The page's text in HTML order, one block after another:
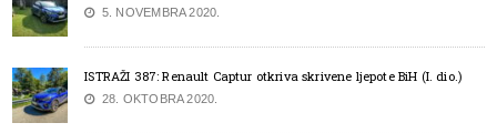
5. NOVEMBRA 2020.
ISTRAŽI 387: Renault Captur otkriva skrivene ljepote BiH (I. dio.)
28. OKTOBRA 2020.